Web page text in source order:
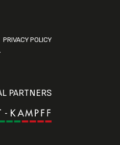
PRIVACY POLICY
PARTNERS